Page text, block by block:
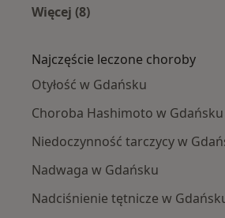
Więcej (8)
Najczęście leczone choroby
Otyłość w Gdańsku
Choroba Hashimoto w Gdańsku
Niedoczynność tarczycy w
Nadwaga w Gdańsku
Nadciśnienie tętnicze w